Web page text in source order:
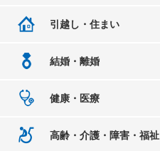
引越し・住まい
結婚・離婚
健康・医療
高齢・介護・障害・福祉